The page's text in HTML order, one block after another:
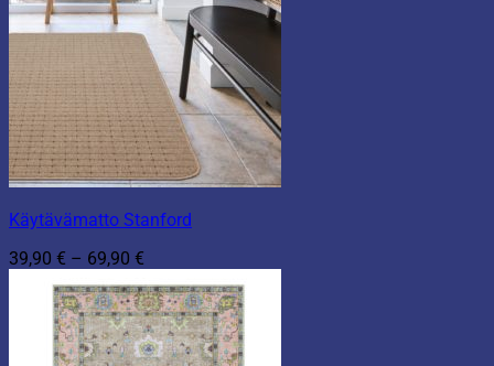
Käytävämatto Stanford
39,90 € – 69,90 €
-
69,90 €